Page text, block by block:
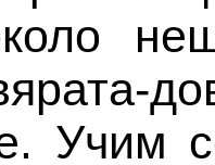
Учим